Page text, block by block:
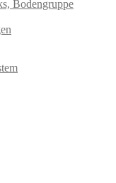
Bodengruppe